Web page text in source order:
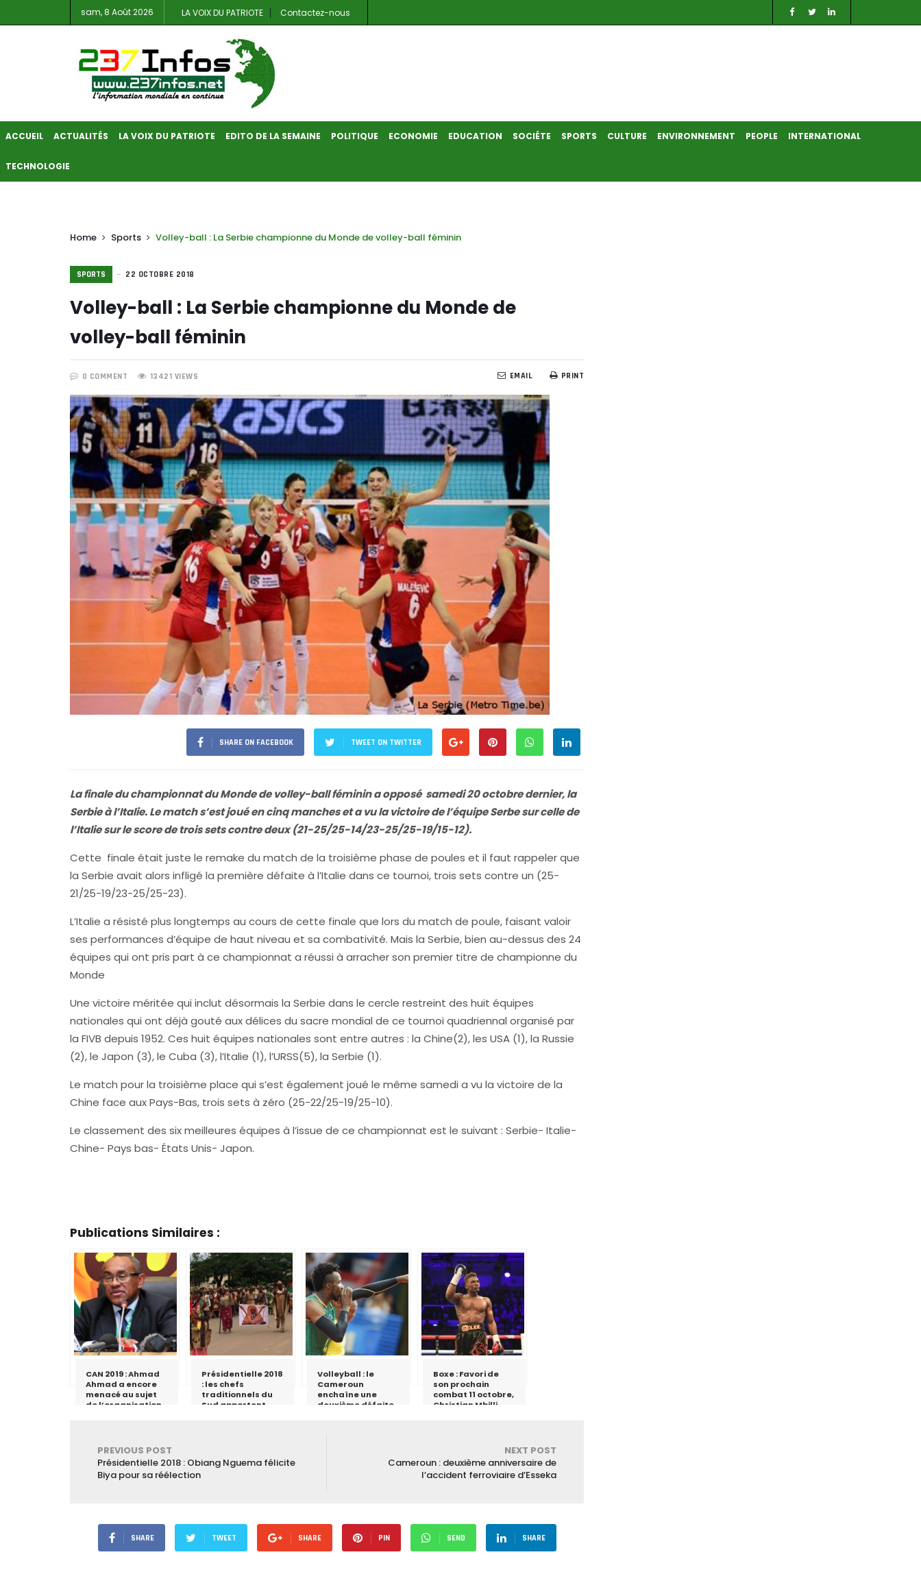
sam, 8 Août 2026 LA VOIX DU PATRIOTE Contactez-nous
ACCUEIL ACTUALITÉS LA VOIX DU PATRIOTE EDITO DE LA SEMAINE POLITIQUE ECONOMIE EDUCATION SOCIÉTE SPORTS CULTURE ENVIRONNEMENT PEOPLE INTERNATIONAL
TECHNOLOGIE
Home Sports Volley-ball : La Serbie championne du Monde de volley-ball féminin
SPORTS 22 OCTOBRE 2018
Volley-ball : La Serbie championne du Monde de
volley-ball féminin
0 COMMENT 13421 VIEWS PRINT
EMAIL
SHARE ON FACEBOOK TWEET ON TWITTER
La finale du championnat du Monde de volley-ball féminin a opposé samedi 20 octobre dernier, la
Serbie à l’Italie. Le match s’est joué en cinq manches et a vu la victoire de l’équipe Serbe sur celle de
l’Italie sur le score de trois sets contre deux (21-25/25-14/23-25/25-19/15-12).
Cette finale était juste le remake du match de la troisième phase de poules et il faut rappeler que
la Serbie avait alors infligé la première défaite à l’Italie dans ce tournoi, trois sets contre un (25-
21/25-19/23-25/25-23).
L’Italie a résisté plus longtemps au cours de cette finale que lors du match de poule, faisant valoir
ses performances d’équipe de haut niveau et sa combativité. Mais la Serbie, bien au-dessus des 24
équipes qui ont pris part à ce championnat a réussi à arracher son premier titre de championne du
Monde
Une victoire méritée qui inclut désormais la Serbie dans le cercle restreint des huit équipes
nationales qui ont déjà gouté aux délices du sacre mondial de ce tournoi quadriennal organisé par
la FIVB depuis 1952. Ces huit équipes nationales sont entre autres : la Chine(2), les USA (1), la Russie
(2), le Japon (3), le Cuba (3), l’Italie (1), l’URSS(5), la Serbie (1).
Le match pour la troisième place qui s’est également joué le même samedi a vu la victoire de la
Chine face aux Pays-Bas, trois sets à zéro (25-22/25-19/25-10).
Le classement des six meilleures équipes à l’issue de ce championnat est le suivant : Serbie- Italie-
Chine- Pays bas- États Unis- Japon.
Publications Similaires :
CAN 2019 : Ahmad
Ahmad a encore
menacé au sujet
de l’organisation
Présidentielle 2018
: les chefs
traditionnels du
Sud apportent
Volleyball : le
Cameroun
enchaîne une
deuxième défaite
Boxe : Favori de
son prochain
combat 11 octobre,
Christian Mbilli
PREVIOUS POST
Présidentielle 2018 : Obiang Nguema félicite
Biya pour sa réélection
NEXT POST
Cameroun : deuxième anniversaire de
l’accident ferroviaire d’Esseka
SHARE TWEET SHARE PIN SEND SHARE